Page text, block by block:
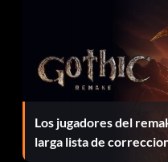
Los jugadores del
larga lista de